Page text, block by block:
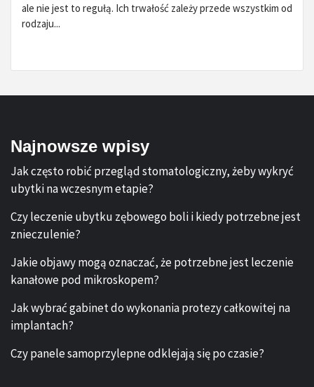
ale nie jest to regułą. Ich trwałość zależy przede wszystkim od
rodzaju...
Najnowsze wpisy
Jak często robić przegląd stomatologiczny, żeby wykryć
ubytki na wczesnym etapie?
Czy leczenie ubytku zębowego boli i kiedy potrzebne jest
znieczulenie?
Jakie objawy mogą oznaczać, że potrzebne jest leczenie
kanałowe pod mikroskopem?
Jak wybrać gabinet do wykonania protezy całkowitej na
implantach?
Czy panele samoprzylepne odklejają się po czasie?